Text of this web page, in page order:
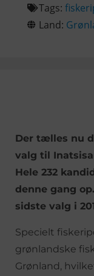
Tags:
Land:
Der tælles nu
valg til
Hele 232
denne gang
sidste valg i
Specielt
grønlandske
Grønland,